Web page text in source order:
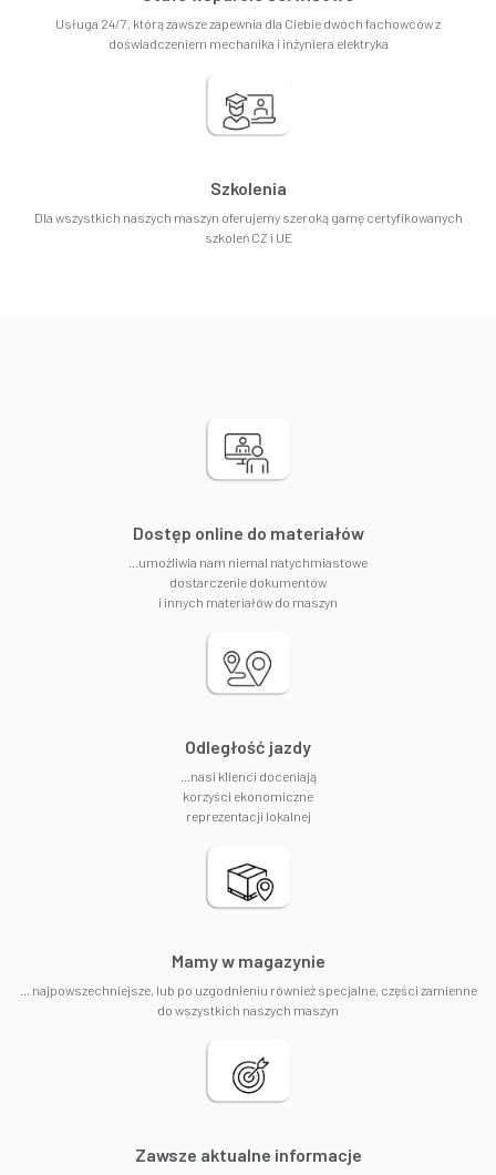
Usługa 24/7, którą zawsze zapewnia dla Ciebie dwóch fachowców z
doświadczeniem mechanika i inżyniera elektryka
Szkolenia
Dla wszystkich naszych maszyn oferujemy szeroką gamę certyfikowanych
szkoleń CZ i UE
​Dostęp online do materiałów
...umożliwia nam niemal natychmiastowe
dostarczenie dokumentów
i innych materiałów do maszyn
Odległość jazdy
...nasi klienci doceniają
korzyści ekonomiczne
reprezentacji lokalnej
​Mamy w magazynie
... najpowszechniejsze, lub po uzgodnieniu również specjalne, części zamienne
do wszystkich naszych maszyn
​Zawsze aktualne informacje